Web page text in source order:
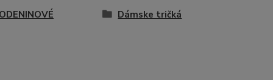
Dámske tričká